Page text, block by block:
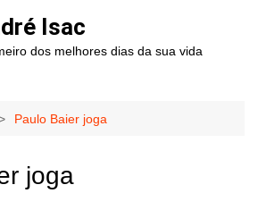
Isac
dos melhores dias da sua vida
Paulo Baier joga
joga